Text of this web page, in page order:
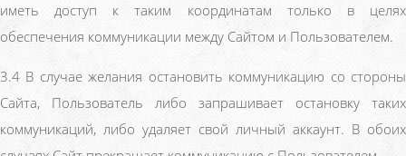
иметь доступ к таким координатам только в целях
обеспечения коммуникации между Сайтом и Пользователем.
3.4 В случае желания остановить коммуникацию со стороны
Сайта, Пользователь либо запрашивает остановку таких
коммуникаций, либо удаляет свой личный аккаунт. В обоих